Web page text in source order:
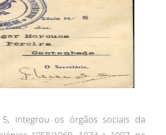
5, integrou os órgãos sociais da